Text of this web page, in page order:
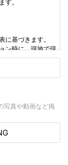
す。
に基づきます。
ン時に、現地で現
、予約金として
から 8 時間以内
間を含みます。
ありません。8 時
時間ごとに追加料
写真や動画など掲